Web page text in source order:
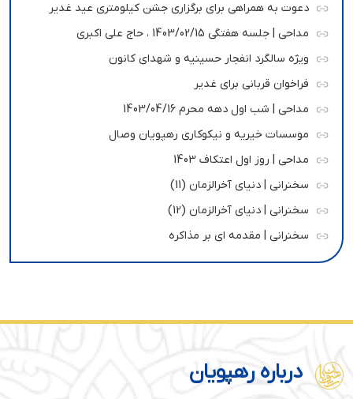
دعوت به همراهی برای برگزاری جشن کیلومتری عید غدیر
مداحی | جلسه هفتگی 1403/02/15 ، حاج علی اکبری
ویژه سالگرد انفجار حسینیه و شهدای کانون
فراخوان قربانی برای غدیر
مداحی | شب اول دهه محرم 1403/04/16
موسسات خیریه و نیکوکاری رهپویان وصال
مداحی | روز اول اعتکاف 1403
سخنرانی | دنیای آخرالزمان (11)
سخنرانی | دنیای آخرالزمان (12)
سخنرانی | مقدمه ای بر مذاکره
درباره رهپویان